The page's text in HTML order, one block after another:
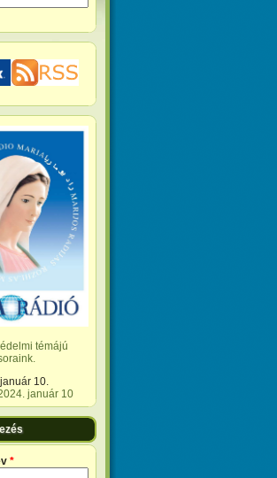
témájú
10.
január 10
*